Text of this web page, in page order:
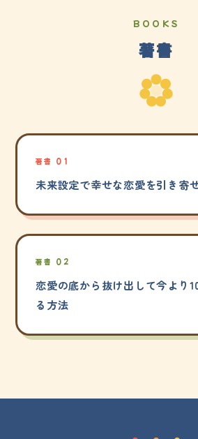
BOOKS
著書
著書 01
未来設定で幸せな恋愛を引き寄
著書 02
恋愛の底から抜け出して今より
る方法